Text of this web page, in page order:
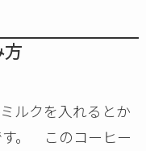
ルクを入れるとか
す。 このコーヒー